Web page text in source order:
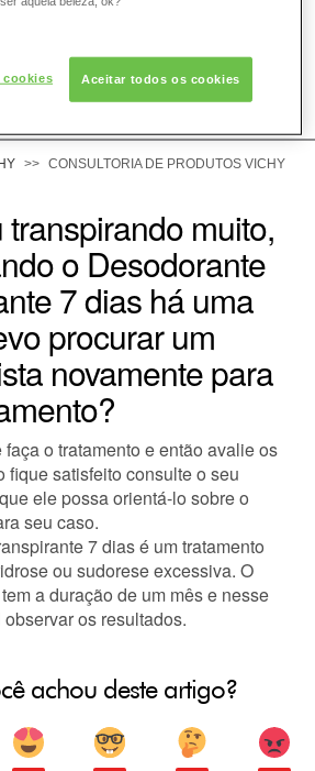
SOBRE:
VICHY
CONSULTORIA DE PRODUTOS VICHY
muito,
o Desodorante
7 dias há uma
procurar um
novamente para
o tratamento e então avalie os
fique satisfeito consulte o seu
ele possa orientá-lo sobre o
seu caso.
7 dias é um tratamento
ou sudorese excessiva. O
a duração de um mês e nesse
os resultados.
achou deste artigo?
cookies Aceitar todos os cookies